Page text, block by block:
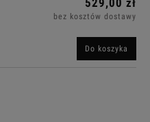
529,00 zł
bez kosztów dostawy
Do koszyka